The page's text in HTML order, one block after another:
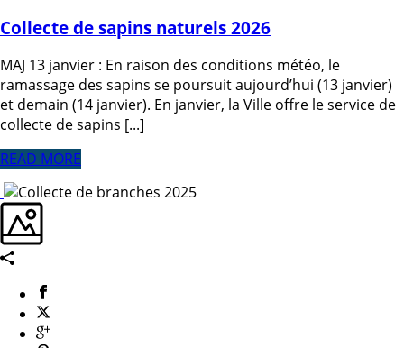
Collecte de sapins naturels 2026
MAJ 13 janvier : En raison des conditions météo, le
ramassage des sapins se poursuit aujourd’hui (13 janvier)
et demain (14 janvier). En janvier, la Ville offre le service de
collecte de sapins [...]
READ MORE